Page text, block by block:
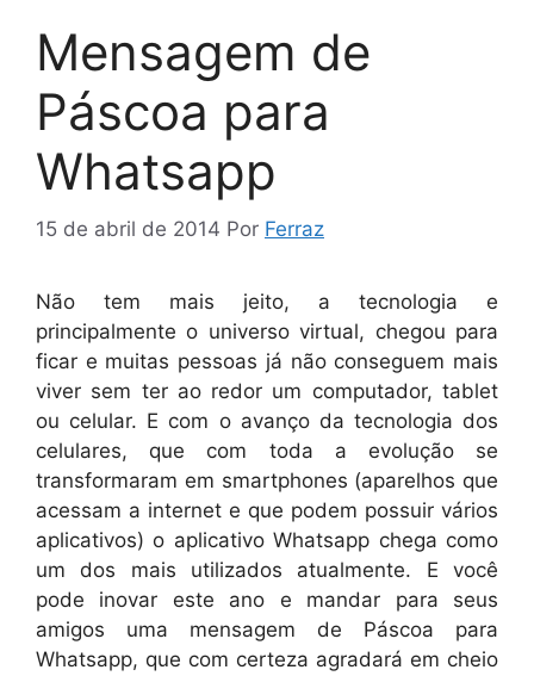
Mensagem de
Páscoa para
Whatsapp
15 de abril de 2014 Por Ferraz
Não tem mais jeito, a tecnologia e
principalmente o universo virtual, chegou para
ficar e muitas pessoas já não conseguem mais
viver sem ter ao redor um computador, tablet
ou celular. E com o avanço da tecnologia dos
celulares, que com toda a evolução se
transformaram em smartphones (aparelhos que
acessam a internet e que podem possuir vários
aplicativos) o aplicativo Whatsapp chega como
um dos mais utilizados atualmente. E você
pode inovar este ano e mandar para seus
amigos uma mensagem de Páscoa para
Whatsapp, que com certeza agradará em cheio